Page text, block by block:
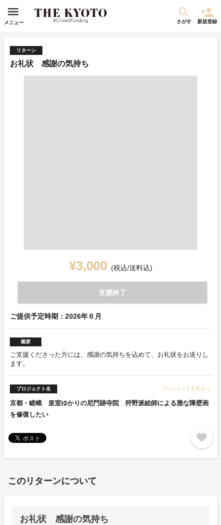
メニュー さがす 新規登録
リターン
お礼状 感謝の気持ち
¥3,000 (税込/送料込)
支援終了
ご提供予定時期：2026年６月
概要
ご支援くださった方には、感謝の気持ちを込めて、お礼状をお送りし
ます。
プロジェクト名 プロジェクトを見る arrow_forward
京都・嵯峨 皇室ゆかりの尼門跡寺院 狩野派絵師による雅な障壁画
を修復したい
favorite
このリターンについて
お礼状 感謝の気持ち